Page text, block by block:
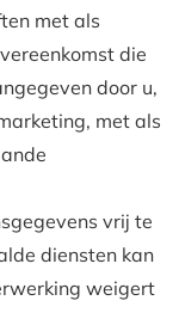
met als
die
door u,
met als
vrij te
diensten kan
weigert